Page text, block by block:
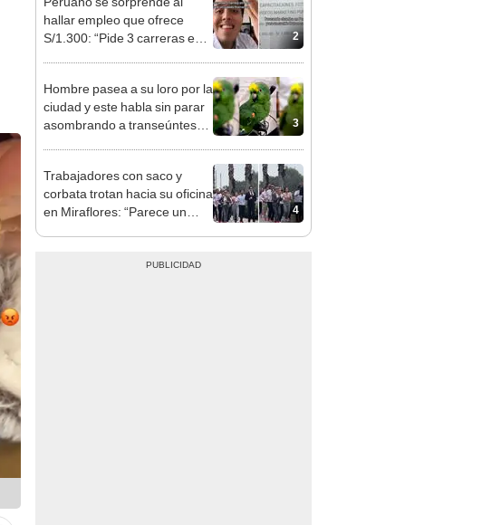
2
hallar empleo que ofrece
S/1.300: “Pide 3 carreras en
3
Hombre pasea a su loro por la
ciudad y este habla sin parar
asombrando a transeúntes
4
Trabajadores con saco y
corbata trotan hacia su oficina
en Miraflores: “Parece un